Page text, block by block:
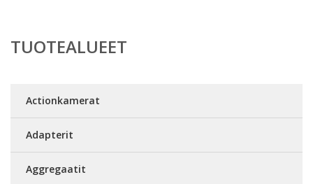
TUOTEALUEET
Actionkamerat
Adapterit
Aggregaatit